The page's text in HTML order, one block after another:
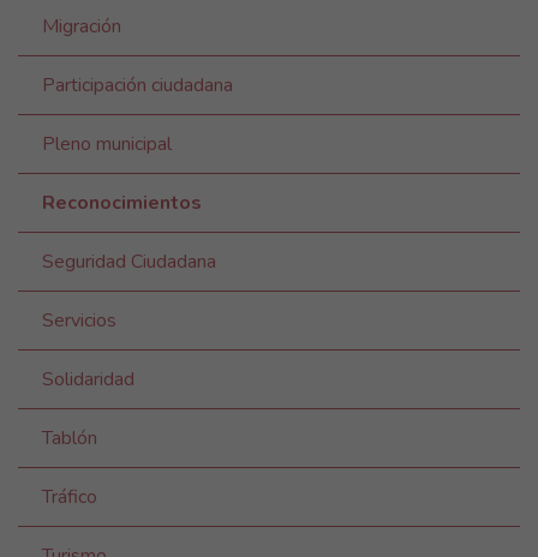
Migración
Participación ciudadana
Pleno municipal
Reconocimientos
Seguridad Ciudadana
Servicios
Solidaridad
Tablón
Tráfico